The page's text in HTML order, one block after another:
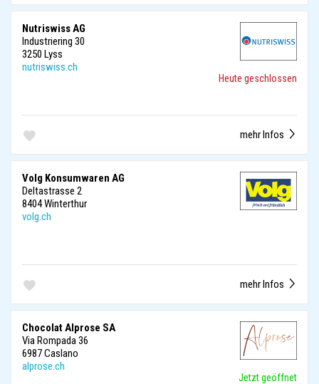
Nutriswiss AG
Industriering 30
3250 Lyss
nutriswiss.ch
Heute geschlossen
mehr Infos
Volg Konsumwaren AG
Deltastrasse 2
8404 Winterthur
volg.ch
mehr Infos
Chocolat Alprose SA
Via Rompada 36
6987 Caslano
alprose.ch
Jetzt geöffnet